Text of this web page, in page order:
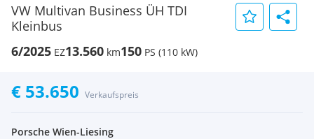
VW Multivan Business ÜH TDI
Kleinbus
6/2025 EZ13.560 km150 PS (110 kW)
€ 53.650 Verkaufspreis
Porsche Wien-Liesing